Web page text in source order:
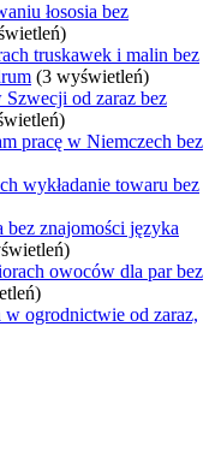
łososia bez
truskawek i malin bez
(3 wyświetleń)
od zaraz bez
pracę w Niemczech bez
wykładanie towaru bez
bez znajomości języka
owoców dla par bez
ogrodnictwie od zaraz,